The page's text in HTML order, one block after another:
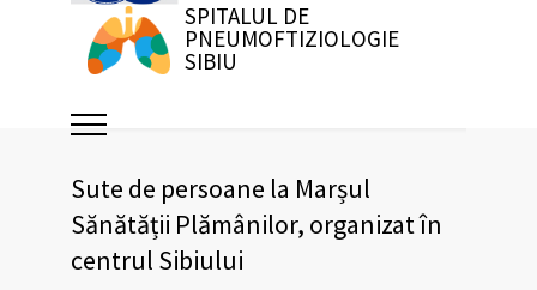
SPITALUL DE
PNEUMOFTIZIOLOGIE
SIBIU
Sute de persoane la Marșul
Sănătății Plămânilor, organizat în
centrul Sibiului